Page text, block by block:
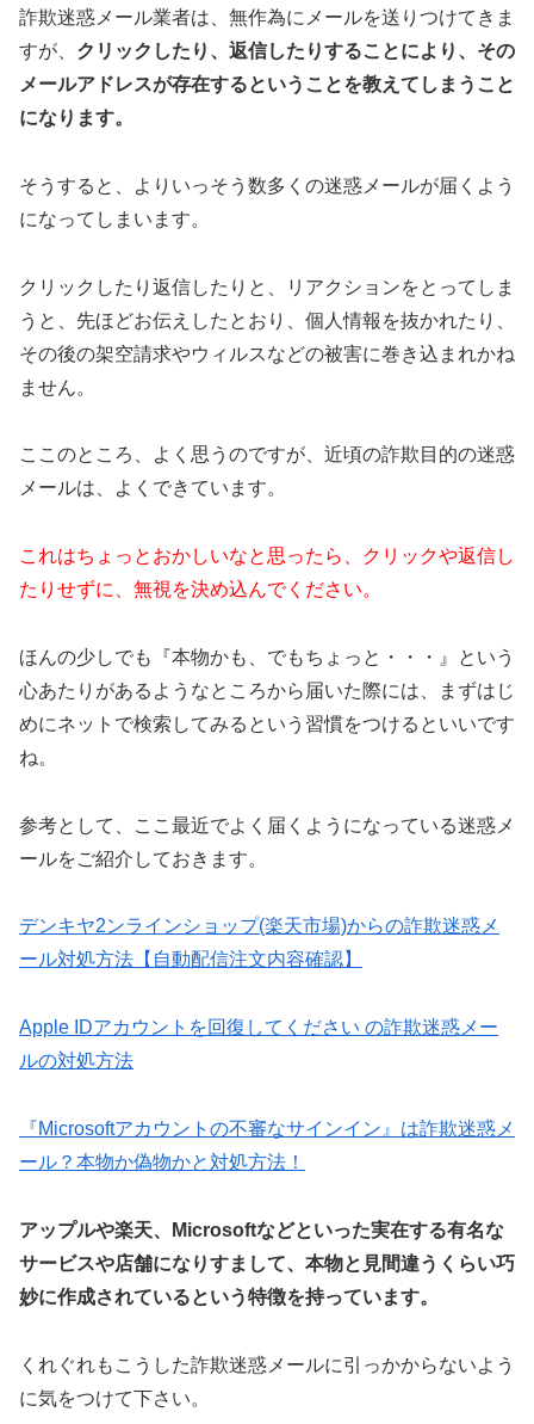
詐欺迷惑メール業者は、無作為にメールを送りつけてきま
すが、 クリックしたり、返信したりすることにより、その
メールアドレスが存在するということを教えてしまうこと
になります。
そうすると、よりいっそう数多くの迷惑メールが届くよう
になってしまいます。
クリックしたり返信したりと、リアクションをとってしま
うと、先ほどお伝えしたとおり、個人情報を抜かれたり、
その後の架空請求やウィルスなどの被害に巻き込まれかね
ません。
ここのところ、よく思うのですが、近頃の詐欺目的の迷惑
メールは、よくできています。
これはちょっとおかしいなと思ったら、クリックや返信し
たりせずに、無視を決め込んでください。
ほんの少しでも『本物かも、でもちょっと・・・』という
心あたりがあるようなところから届いた際には、まずはじ
めにネットで検索してみるという習慣をつけるといいです
ね。
参考として、ここ最近でよく届くようになっている迷惑メ
ールをご紹介しておきます。
デンキヤ2ンラインショップ(楽天市場)からの詐欺迷惑メ
ール対処方法【自動配信注文内容確認】
Apple IDアカウントを回復してください の詐欺迷惑メー
ルの対処方法
『Microsoftアカウントの不審なサインイン』は詐欺迷惑メ
ール？本物か偽物かと対処方法！
アップルや楽天、Microsoftなどといった実在する有名な
サービスや店舗になりすまして、本物と見間違うくらい巧
妙に作成されているという特徴を持っています。
くれぐれもこうした詐欺迷惑メールに引っかからないよう
に気をつけて下さい。